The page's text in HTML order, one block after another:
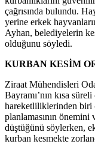
çağrısında bulundu.
yerine erkek
Ayhan, belediyelerin
olduğunu söyledi.
KURBAN KESİM
Ziraat Mühendisleri
Bayramı’nın kısa
hareketliliklerinden biri
planlamasının önemini
düştüğünü söylerken,
kurban kesmekte